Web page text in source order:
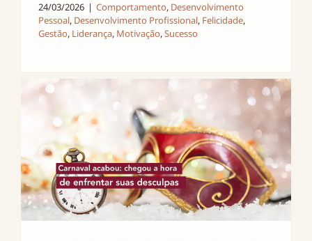
24/03/2026 | Comportamento, Desenvolvimento
Pessoal, Desenvolvimento Profissional, Felicidade,
Gestão, Liderança, Motivação,Sucesso